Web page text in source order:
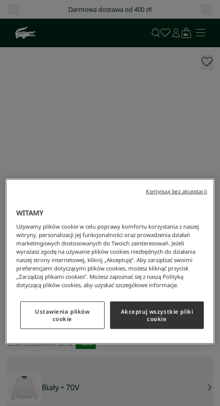
Darmowa dostawa od 400 zł!
Damska bluza z mieszanki bawełnianej z okrągłym
dekoltem
CENA REGULARNA: 699 zł -30%
Biały • 70V
WITAMY
Używamy plików cookie w celu poprawy komfortu korzystania z naszej
witryny, personalizacji jej funkcjonalności oraz prowadzenia działań
marketingowych dostosowanych do Twoich zainteresowań. Jeżeli
wyrażasz zgodę na używanie plików cookies niezbędnych do działania
naszej strony internetowej, kliknij „Akceptuję”. Aby zarządzać swoimi
preferencjami dotyczącymi plików cookies, możesz kliknąć przycisk
„Zarządzaj plikami cookies”. Możesz zapoznać się z naszą Polityką
dotyczącą plików cookies, aby uzyskać szczegółowe informacje.
Ustawienia plików
cookie
Akceptuj wszystkie pliki
cookie
Kontynuuj bez akceptacji